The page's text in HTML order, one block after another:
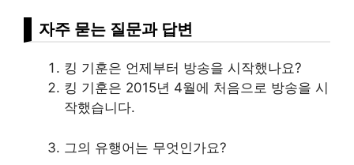
자주 묻는 질문과 답변
킹 기훈은 언제부터 방송을 시작했나요?
킹 기훈은 2015년 4월에 처음으로 방송을 시
작했습니다.
그의 유행어는 무엇인가요?